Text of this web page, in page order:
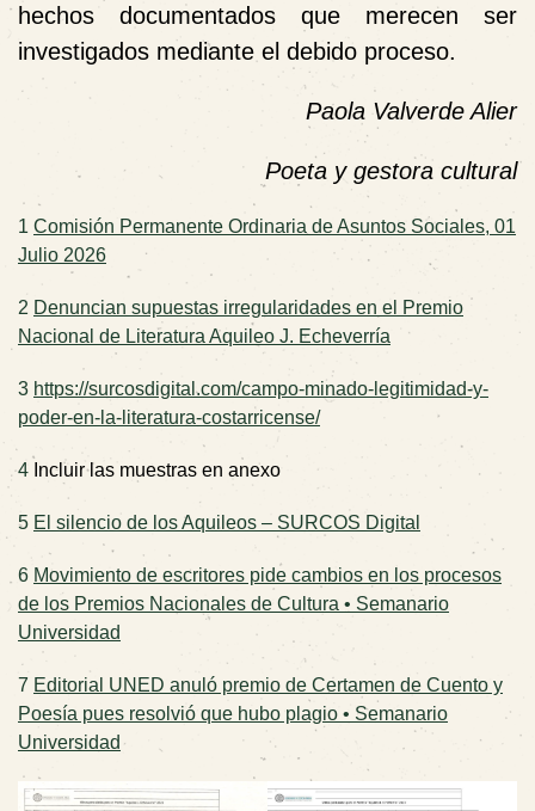
hechos documentados que merecen ser
investigados mediante el debido proceso.
Paola Valverde Alier
Poeta y gestora cultural
1 Comisión Permanente Ordinaria de Asuntos Sociales, 01
Julio 2026
2 Denuncian supuestas irregularidades en el Premio
Nacional de Literatura Aquileo J. Echeverría
3 https://surcosdigital.com/campo-minado-legitimidad-y-
poder-en-la-literatura-costarricense/
4 Incluir las muestras en anexo
5 El silencio de los Aquileos – SURCOS Digital
6 Movimiento de escritores pide cambios en los procesos
de los Premios Nacionales de Cultura • Semanario
Universidad
7 Editorial UNED anuló premio de Certamen de Cuento y
Poesía pues resolvió que hubo plagio • Semanario
Universidad